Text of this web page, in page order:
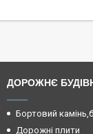
ДОРОЖНЄ
Бортовий
Дорожні плити